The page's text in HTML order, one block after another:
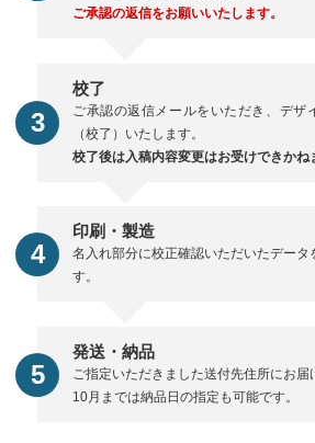
ご承認の返信をお願いいたします。
校了
ご承認の返信メールをいただき、デザ
（校了）いたします。
校了後は入稿内容変更はお受けできかね
印刷・製造
名入れ部分に校正確認いただいたデータ
す。
発送・納品
ご指定いただきました送付先住所にお届
10月までは納品日の指定も可能です。